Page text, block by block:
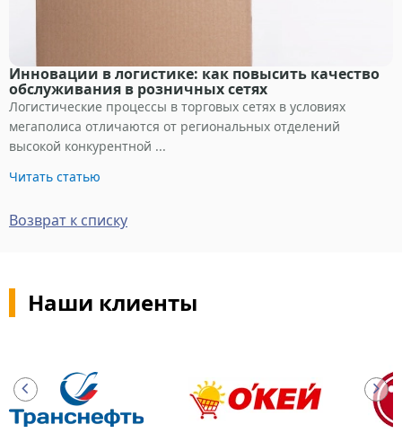
Инновации в логистике: как повысить качество
обслуживания в розничных сетях
Логистические процессы в торговых сетях в условиях
мегаполиса отличаются от региональных отделений
высокой конкурентной ...
Читать статью
Возврат к списку
Наши клиенты